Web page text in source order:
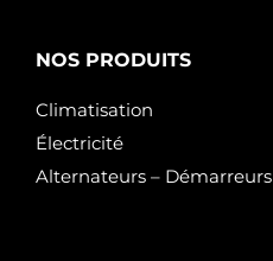
NOS PRODUITS
Climatisation
Électricité
Alternateurs – Démarreurs